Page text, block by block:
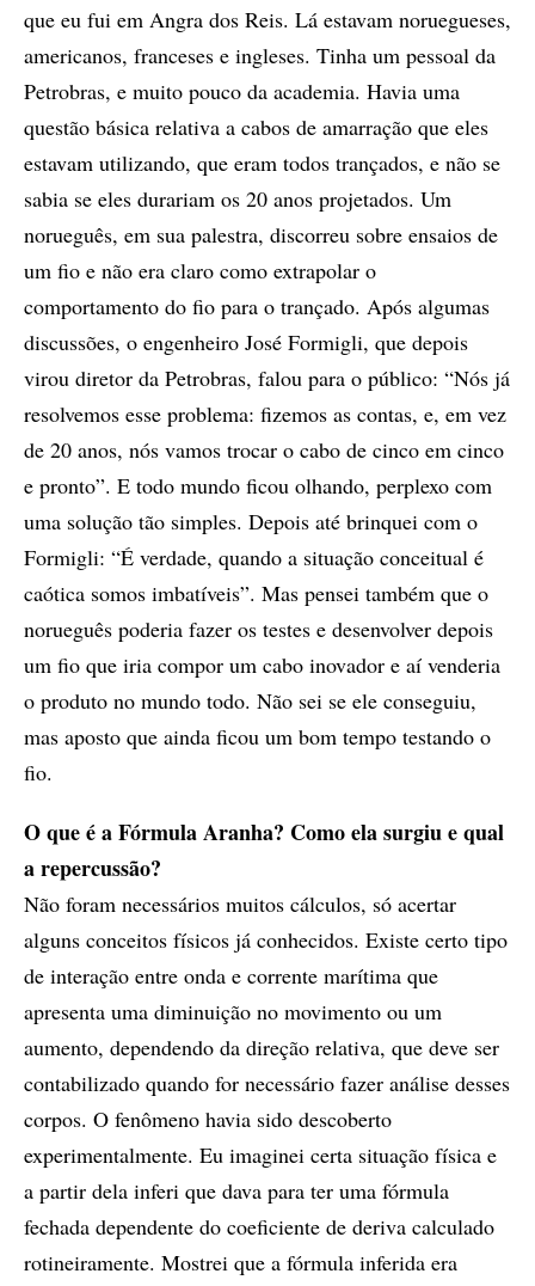
que eu fui em Angra dos Reis. Lá estavam noruegueses,
americanos, franceses e ingleses. Tinha um pessoal da
Petrobras, e muito pouco da academia. Havia uma
questão básica relativa a cabos de amarração que eles
estavam utilizando, que eram todos trançados, e não se
sabia se eles durariam os 20 anos projetados. Um
norueguês, em sua palestra, discorreu sobre ensaios de
um fio e não era claro como extrapolar o
comportamento do fio para o trançado. Após algumas
discussões, o engenheiro José Formigli, que depois
virou diretor da Petrobras, falou para o público: “Nós já
resolvemos esse problema: fizemos as contas, e, em vez
de 20 anos, nós vamos trocar o cabo de cinco em cinco
e pronto”. E todo mundo ficou olhando, perplexo com
uma solução tão simples. Depois até brinquei com o
Formigli: “É verdade, quando a situação conceitual é
caótica somos imbatíveis”. Mas pensei também que o
norueguês poderia fazer os testes e desenvolver depois
um fio que iria compor um cabo inovador e aí venderia
o produto no mundo todo. Não sei se ele conseguiu,
mas aposto que ainda ficou um bom tempo testando o
fio.
O que é a Fórmula Aranha? Como ela surgiu e qual
a repercussão?
Não foram necessários muitos cálculos, só acertar
alguns conceitos físicos já conhecidos. Existe certo tipo
de interação entre onda e corrente marítima que
apresenta uma diminuição no movimento ou um
aumento, dependendo da direção relativa, que deve ser
contabilizado quando for necessário fazer análise desses
corpos. O fenômeno havia sido descoberto
experimentalmente. Eu imaginei certa situação física e
a partir dela inferi que dava para ter uma fórmula
fechada dependente do coeficiente de deriva calculado
rotineiramente. Mostrei que a fórmula inferida era